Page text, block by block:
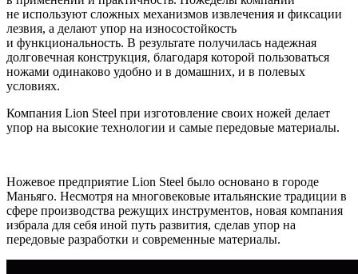
не используют сложных механизмов извлечения и фиксации
лезвия, а делают упор на износостойкость
и функциональность. В результате получилась надежная
долговечная конструкция, благодаря которой пользоваться
ножами одинаково удобно и в домашних, и в полевых
условиях.
Компания Lion Steel при изготовление своих ножей делает
упор на высокие технологии и самые передовые материалы.
Ножевое предприятие Lion Steel было основано в городе
Маньяго. Несмотря на многовековые итальянские традиции в
сфере производства режущих инструментов, новая компания
избрала для себя иной путь развития, сделав упор на
передовые разработки и современные материалы.